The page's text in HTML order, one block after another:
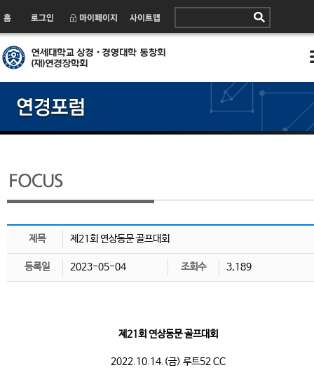
제목 제21회 연상동문 골프대회
등록일 2023-05-04 조회수 3,189
제21회 연상동문 골프대회
2022.10.14.(금) 루트52 CC